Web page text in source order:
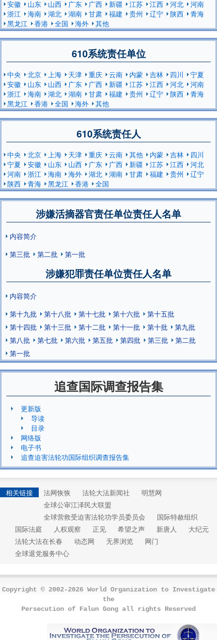
安徽
山东 山西 广东 广西 新疆 江苏 江西 河北
河南
浙江
海南 湖北 湖南 甘肃 福建 贵州 辽宁 陕西
青海
黑龙江
香港 全国 海外 其他
610系统责任单位
中央 北京 上海 天津 重庆 云南 内蒙 吉林 四川
宁夏
安徽
山东 山西 广东 广西 新疆 江苏 江西 河北
河南
浙江
海南 湖北 湖南 甘肃 福建 贵州 辽宁 陕西
青海
黑龙江
香港 全国 海外 其他
610系统责任人
中央 北京 上海 天津 重庆 云南 其他 内蒙 吉林
四川
宁夏
安徽 山东 山西 广东 广西 新疆 江苏 江西
河北
河南
浙江 海南 海外 湖北 湖南 甘肃 福建 贵州
辽宁
陕西
青海 黑龙江 香港 全国
涉嫌活摘器官责任单位责任人名单
内容简介
第三批
第二批 第一批
涉嫌犯罪责任单位责任人名单
内容简介
第十九批
第十八批 第十七批 第十六批
第十五批
第十四批
第十三批 第十二批 第十一批 第十批
第九批
第八批
第七批 第六批 第五批 第四批 第三批
第二批
第一批
追查国际调查报告集
更新版
导读
目录
网络版
电子书
追查迫害法轮功国际组织调查报告集
相关链接 法网恢恢 法轮大法新闻社
明慧网
全球公审江泽民大联盟
全球营救受迫害法轮功学员委员会
国际特赦组织
国际法庭
人权观察 正见 希望之声 新唐人
大纪元
法轮大法在长春
动态网 无界浏览
网门
全球退党服务中心
Copyright © 2002-2026 World Organization to Investigate
the
Persecution of Falun Gong all rights Reserved